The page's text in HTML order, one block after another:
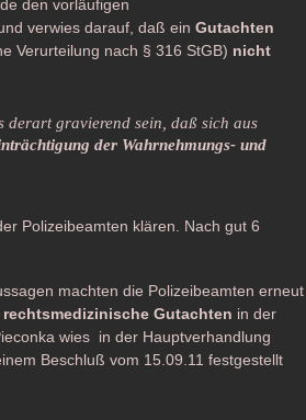
den vorläufigen
verwies darauf, daß ein Gutachten
Verurteilung nach § 316 StGB) nicht
derart gravierend sein, daß sich aus
der Wahrnehmungs- und
Polizeibeamten klären. Nach gut 6
machten die Polizeibeamten erneut
rechtsmedizinische Gutachten in der
wies in der Hauptverhandlung
Beschluß vom 15.09.11 festgestellt